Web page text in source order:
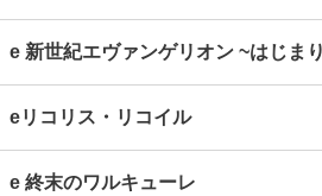
e 新世紀エヴァンゲリオン ~はじま
eリコリス・リコイル
e 終末のワルキューレ